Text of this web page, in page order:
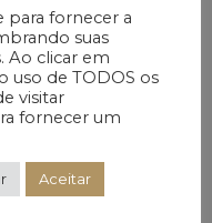
para fornecer a
suas
Ao clicar em
uso de TODOS os
visitar
fornecer um
Aceitar